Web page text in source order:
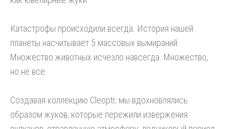
Катастрофы происходили всегда. История нашей
планеты насчитывает 5 массовых вымираний.
Множество животных исчезло навсегда. Множество,
но не все.
Создавая коллекцию Cleoptr, мы вдохновлялись
образом жуков, которые пережили извержения